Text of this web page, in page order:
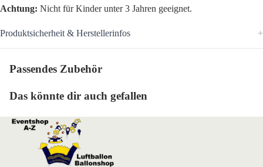
Achtung: Nicht für Kinder unter 3 Jahren geeignet.
Produktsicherheit & Herstellerinfos
Passendes Zubehör
Das könnte dir auch gefallen